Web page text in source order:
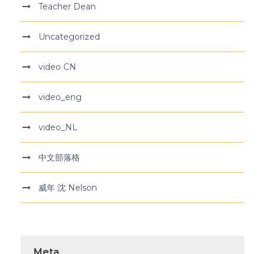
Teacher Dean
Uncategorized
video CN
video_eng
video_NL
中文部落格
威年 沈 Nelson